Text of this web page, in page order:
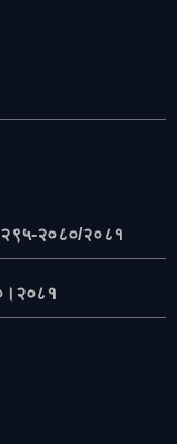
४२९५-२०८०/२०८१